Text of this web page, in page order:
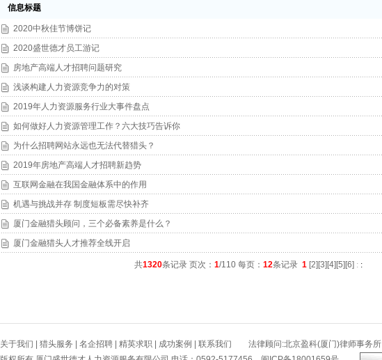
信息标题
2020中秋佳节博饼记
2020盛世德才员工游记
房地产高端人才招聘问题研究
浅谈构建人力资源竞争力的对策
2019年人力资源服务行业大事件盘点
如何做好人力资源管理工作？六大技巧告诉你
为什么招聘网站永远也无法代替猎头？
2019年房地产高端人才招聘新趋势
互联网金融在我国金融体系中的作用
机遇与挑战并存 制度短板需尽快补齐
厦门金融猎头顾问，三个必备素养是什么？
厦门金融猎头人才推荐全线开启
共1320条记录 页次： 1/110 每页： 12条记录 1[2][3][4][5][6] : :
关于我们 猎头服务 名企招聘 精英求职 成功案例 联系我们 法律顾问:北京盈科(厦门)律师事务所